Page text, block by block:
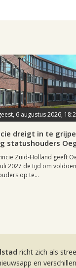
6 augustus 2026,
dreigt in te
statushouders
Zuid-Holland geeft
2027 de tijd om
op te...
richt zich als
en